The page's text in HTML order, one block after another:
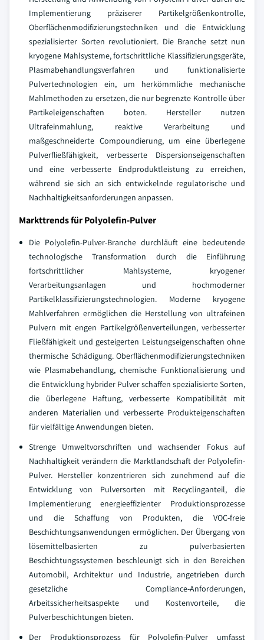
Implementierung präziserer Partikelgrößenkontrolle,
Oberflächenmodifizierungstechniken und die Entwicklung
spezialisierter Sorten revolutioniert. Die Branche setzt nun
kryogene Mahlsysteme, fortschrittliche Klassifizierungsgeräte,
Plasmabehandlungsverfahren und funktionalisierte
Pulvertechnologien ein, um herkömmliche mechanische
Mahlmethoden zu ersetzen, die nur begrenzte Kontrolle über
Partikeleigenschaften boten. Hersteller nutzen
Ultrafeinmahlung, reaktive Verarbeitung und
maßgeschneiderte Compoundierung, um eine überlegene
Pulverfließfähigkeit, verbesserte Dispersionseigenschaften
und eine verbesserte Endproduktleistung zu erreichen,
während sie sich an sich entwickelnde regulatorische und
Nachhaltigkeitsanforderungen anpassen.
Markttrends für Polyolefin-Pulver
Die Polyolefin-Pulver-Branche durchläuft eine bedeutende
technologische Transformation durch die Einführung
fortschrittlicher Mahlsysteme, kryogener
Verarbeitungsanlagen und hochmoderner
Partikelklassifizierungstechnologien. Moderne kryogene
Mahlverfahren ermöglichen die Herstellung von ultrafeinen
Pulvern mit engen Partikelgrößenverteilungen, verbesserter
Fließfähigkeit und gesteigerten Leistungseigenschaften ohne
thermische Schädigung. Oberflächenmodifizierungstechniken
wie Plasmabehandlung, chemische Funktionalisierung und
die Entwicklung hybrider Pulver schaffen spezialisierte Sorten,
die überlegene Haftung, verbesserte Kompatibilität mit
anderen Materialien und verbesserte Produkteigenschaften
für vielfältige Anwendungen bieten.
Strenge Umweltvorschriften und wachsender Fokus auf
Nachhaltigkeit verändern die Marktlandschaft der Polyolefin-
Pulver. Hersteller konzentrieren sich zunehmend auf die
Entwicklung von Pulversorten mit Recyclinganteil, die
Implementierung energieeffizienter Produktionsprozesse
und die Schaffung von Produkten, die VOC-freie
Beschichtungsanwendungen ermöglichen. Der Übergang von
lösemittelbasierten zu pulverbasierten
Beschichtungssystemen beschleunigt sich in den Bereichen
Automobil, Architektur und Industrie, angetrieben durch
gesetzliche Compliance-Anforderungen,
Arbeitssicherheitsaspekte und Kostenvorteile, die
Pulverbeschichtungen bieten.
Der Produktionsprozess für Polyolefin-Pulver umfasst